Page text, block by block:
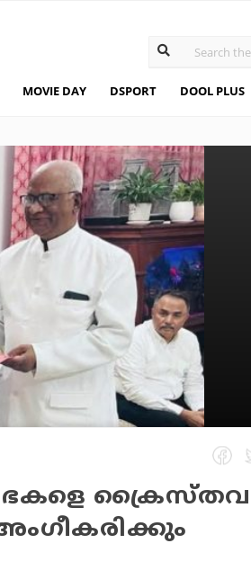
MOVIE DAY DSPORT DOOL PLUS
ക്രൈസ്തവ